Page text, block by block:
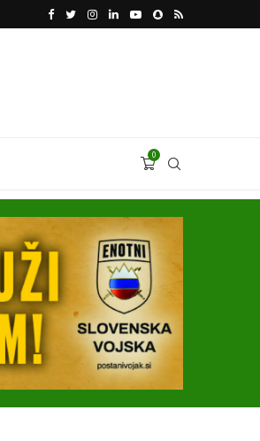
VODJA UKROBORONPROMA HERMAN SMETANIN
0